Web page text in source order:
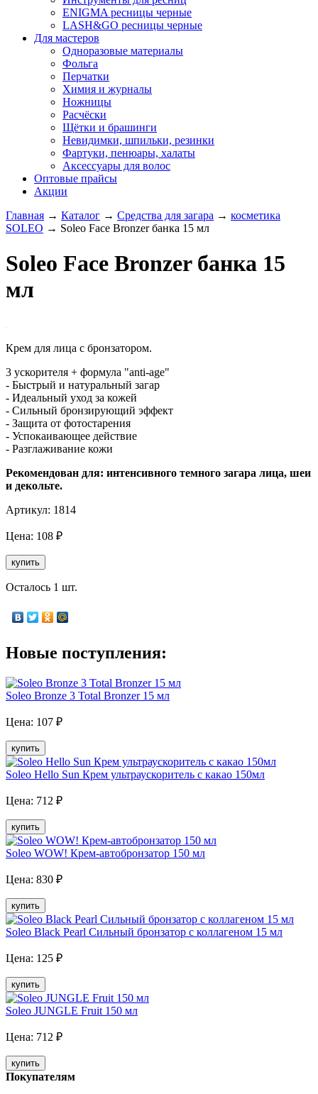
ENIGMA ресницы черные
LASH&GO ресницы черные
Для мастеров
Одноразовые материалы
Фольга
Перчатки
Химия и журналы
Ножницы
Расчёски
Щётки и брашинги
Невидимки, шпильки, резинки
Фартуки, пенюары, халаты
Аксессуары для волос
Оптовые прайсы
Акции
Главная → Каталог → Средства для загара → косметика
SOLEO → Soleo Face Bronzer банка 15 мл
Soleo Face Bronzer банка 15
мл
Крем для лица с бронзатором.
3 ускорителя + формула "anti-age"
- Быстрый и натуральный загар
- Идеальный уход за кожей
- Сильный бронзирующий эффект
- Защита от фотостарения
- Успокаивающее действие
- Разглаживание кожи
Рекомендован для: интенсивного темного загара лица, шеи
и декольте.
Артикул: 1814
Цена: 108 ₽
купить
Осталось 1 шт.
Новые поступления:
Soleo Bronze 3 Total Bronzer 15 мл
Цена: 107 ₽
купить
Soleo Hello Sun Крем ультраускоритель с какао 150мл
Цена: 712 ₽
купить
Soleo WOW! Крем-автобронзатор 150 мл
Цена: 830 ₽
купить
Soleo Black Pearl Сильный бронзатор с коллагеном 15 мл
Цена: 125 ₽
купить
Soleo JUNGLE Fruit 150 мл
Цена: 712 ₽
купить
Покупателям